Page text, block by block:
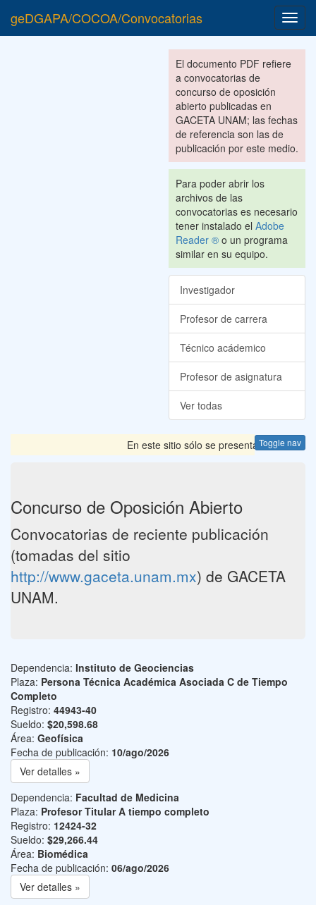
geDGAPA/COCOA/Convocatorias
El documento PDF refiere
a convocatorias de
concurso de oposición
abierto publicadas en
GACETA UNAM; las fechas
de referencia son las de
publicación por este medio.
Para poder abrir los
archivos de las
convocatorias es necesario
tener instalado el Adobe
Reader ® o un programa
similar en su equipo.
Investigador
Profesor de carrera
Técnico acádemico
Profesor de asignatura
Ver todas
Toggle nav
En este sitio sólo se presentan las
Concurso de Oposición Abierto
Convocatorias de reciente publicación
(tomadas del sitio
http://www.gaceta.unam.mx) de GACETA
UNAM.
Dependencia: Instituto de Geociencias
Plaza: Persona Técnica Académica Asociada C de Tiempo
Completo
Registro: 44943-40
Sueldo: $20,598.68
Área: Geofísica
Fecha de publicación: 10/ago/2026
Ver detalles »
Dependencia: Facultad de Medicina
Plaza: Profesor Titular A tiempo completo
Registro: 12424-32
Sueldo: $29,266.44
Área: Biomédica
Fecha de publicación: 06/ago/2026
Ver detalles »